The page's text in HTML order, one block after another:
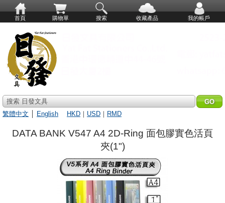
首頁 購物單 搜索 收藏產品 我的帳戶
搜索 日發文具
繁體中文
English HKD ｜ USD ｜ RMD
DATA BANK V547 A4 2D-Ring 面包膠實色活頁
夾(1")